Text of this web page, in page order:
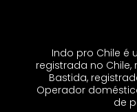
Indo pro Chile é
registrada no Chile,
Bastida,
Operador
de